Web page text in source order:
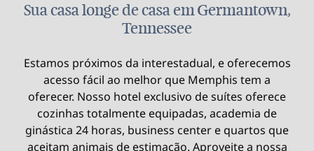
Sua casa longe de casa em Germantown,
Tennessee
Estamos próximos da interestadual, e oferecemos
acesso fácil ao melhor que Memphis tem a
oferecer. Nosso hotel exclusivo de suítes oferece
cozinhas totalmente equipadas, academia de
ginástica 24 horas, business center e quartos que
aceitam animais de estimação. Aproveite a nossa